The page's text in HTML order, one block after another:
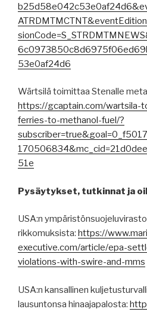
53e0af24d6
Wärtsilä toimittaa Stenalle
https://gcaptain.com/wartsila-
ferries-to-methanol-fuel/?
51e
Pysäytykset, tutkinnat ja
USA:n
rikkomuksista: https://
executive.com/article/epa-
violations-with-swire-and-mms
USA:n kansallinen
lausuntonsa hinaajapalosta: